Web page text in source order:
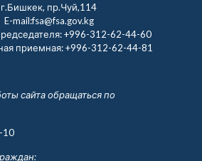
г.Бишкек, пр.Чуй,114
E-mail:fsa@fsa.gov.kg
+996-312-62-44-60
приемная:+996-312-62-44-81
сайта обращаться по
10